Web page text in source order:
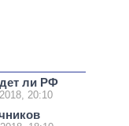
ли РФ
20:10